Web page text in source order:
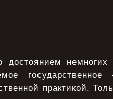
немногих
практикой.